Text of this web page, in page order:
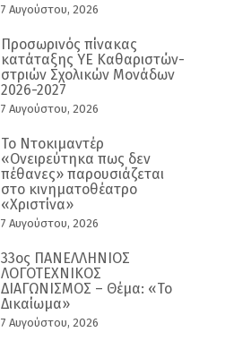
7 Αυγούστου, 2026
Προσωρινός πίνακας
κατάταξης ΥΕ Καθαριστών-
στριών Σχολικών Μονάδων
2026-2027
7 Αυγούστου, 2026
Το Ντοκιμαντέρ
«Ονειρεύτηκα πως δεν
πέθανες» παρουσιάζεται
στο κινηματοθέατρο
«Χριστίνα»
7 Αυγούστου, 2026
33ος ΠΑΝΕΛΛΗΝΙΟΣ
ΛΟΓΟΤΕΧΝΙΚΟΣ
ΔΙΑΓΩΝΙΣΜΟΣ – Θέμα: «Το
Δικαίωμα»
7 Αυγούστου, 2026